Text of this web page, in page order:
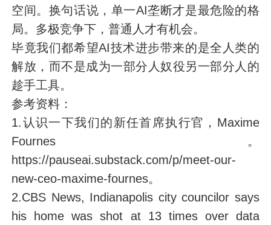
空间。换句话说，单一AI垄断才是最危险的格
局。多极竞争下，普通人才有机会。
毕竟我们都希望AI技术进步带来的是全人类的
解放，而不是成为一部分人奴役另一部分人的
趁手工具。
参考资料：
1.认识一下我们的新任首席执行官，Maxime
Fournes。
https://pauseai.substack.com/p/meet-our-
new-ceo-maxime-fournes。
2.CBS News, Indianapolis city councilor says
his home was shot at 13 times over data